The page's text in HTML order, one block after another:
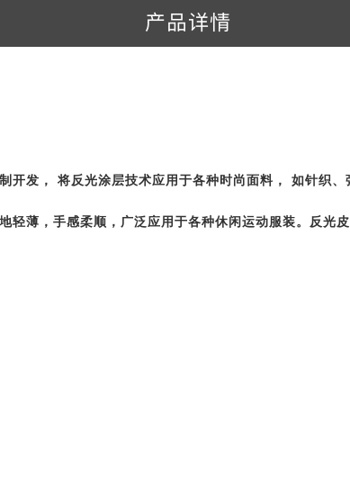
产品详情
开发， 将反光涂层技术应用于各种时尚面料， 如针织、
轻薄，手感柔顺，广泛应用于各种休闲运动服装。反光